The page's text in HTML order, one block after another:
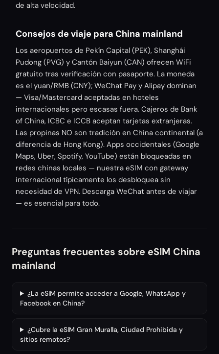
de alta velocidad.
Consejos de viaje para China mainland
Los aeropuertos de Pekín Capital (PEK), Shanghái
Pudong (PVG) y Cantón Baiyun (CAN) ofrecen WiFi
gratuito tras verificación con pasaporte. La moneda
es el yuan/RMB (CNY); WeChat Pay y Alipay dominan
— Visa/Mastercard aceptadas en hoteles
internacionales pero escasas fuera. Cajeros de Bank
of China, ICBC e ICCB aceptan tarjetas extranjeras.
Las propinas NO son tradición en China continental (a
diferencia de Hong Kong). Apps occidentales (Google
Maps, Uber, Spotify, YouTube) están bloqueadas en
redes chinas locales — nuestra eSIM con gateway
internacional típicamente los desbloquea sin
necesidad de VPN. Descarga WeChat antes de viajar
— es esencial para todo.
Preguntas frecuentes sobre eSIM China
mainland
¿La eSIM permite acceder a Google, WhatsApp y
Facebook en China?
¿Cubre la eSIM Gran Muralla, Ciudad Prohibida y
sitios remotos?